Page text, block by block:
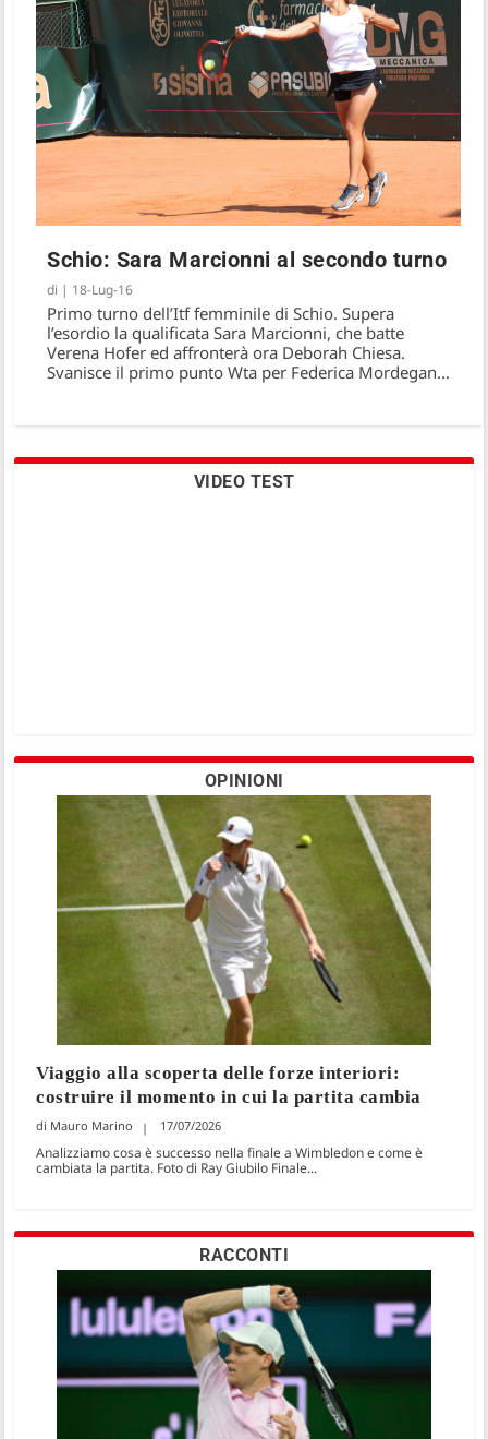
Schio: Sara Marcionni al secondo turno
di | 18-Lug-16
Primo turno dell’Itf femminile di Schio. Supera
l’esordio la qualificata Sara Marcionni, che batte
Verena Hofer ed affronterà ora Deborah Chiesa.
Svanisce il primo punto Wta per Federica Mordegan…
VIDEO TEST
OPINIONI
Viaggio alla scoperta delle forze interiori:
costruire il momento in cui la partita cambia
Mauro Marino 17/07/2026
Analizziamo cosa è successo nella finale a Wimbledon e come è
cambiata la partita. Foto di Ray Giubilo Finale...
RACCONTI